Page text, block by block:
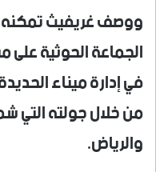
ووصف غريفيث تمكنه
الجماعة الحوثية على
في إدارة ميناء
من خلال جولته
والرياض.